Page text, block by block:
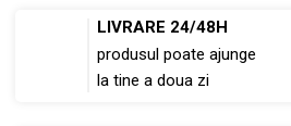
LIVRARE 24/48H
produsul poate ajunge
la tine a doua zi